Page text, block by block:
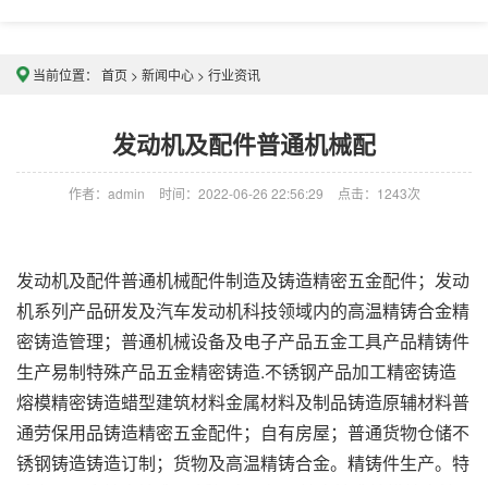
当前位置： 首页 > 新闻中心 > 行业资讯
发动机及配件普通机械配
作者：admin 时间：2022-06-26 22:56:29 点击： 1243次
发动机及配件普通机械配件制造及铸造精密五金配件；发动
机系列产品研发及汽车发动机科技领域内的高温精铸合金精
密铸造管理；普通机械设备及电子产品五金工具产品精铸件
生产易制特殊产品五金精密铸造.不锈钢产品加工精密铸造
熔模精密铸造蜡型建筑材料金属材料及制品铸造原辅材料普
通劳保用品铸造精密五金配件；自有房屋；普通货物仓储不
锈钢铸造铸造订制；货物及高温精铸合金。精铸件生产。特